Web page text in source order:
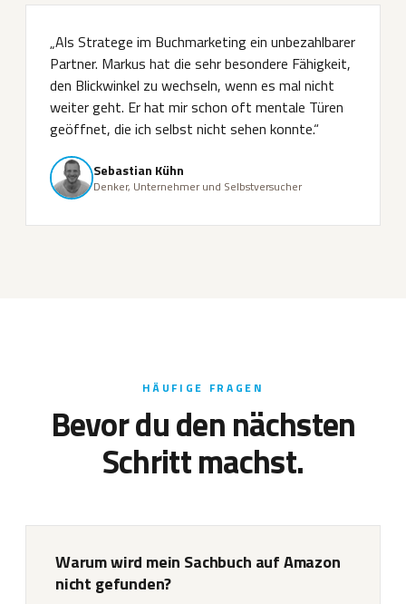
„Als Stratege im Buchmarketing ein unbezahlbarer
Partner. Markus hat die sehr besondere Fähigkeit,
den Blickwinkel zu wechseln, wenn es mal nicht
weiter geht. Er hat mir schon oft mentale Türen
geöffnet, die ich selbst nicht sehen konnte.“
Sebastian Kühn
Denker, Unternehmer und Selbstversucher
HÄUFIGE FRAGEN
Bevor du den nächsten
Schritt machst.
Warum wird mein Sachbuch auf Amazon
nicht gefunden?